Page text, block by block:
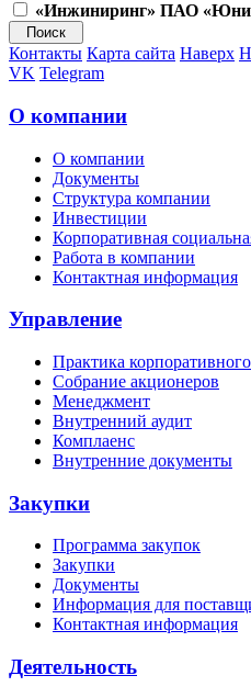
«Инжиниринг» ПАО
Контакты Карта сайта Наверх
VK Telegram
О компании
О компании
Документы
Структура компании
Инвестиции
Корпоративная
Работа в компании
Контактная информация
Управление
Практика
Собрание акционеров
Менеджмент
Внутренний аудит
Комплаенс
Внутренние документы
Закупки
Программа закупок
Закупки
Документы
Информация для
Контактная информация
Деятельность